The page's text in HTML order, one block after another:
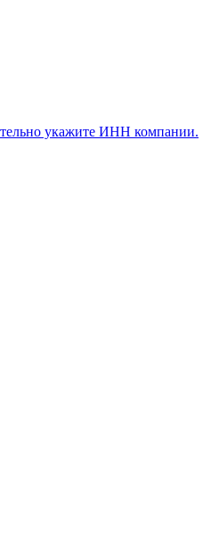
укажите ИНН компании.